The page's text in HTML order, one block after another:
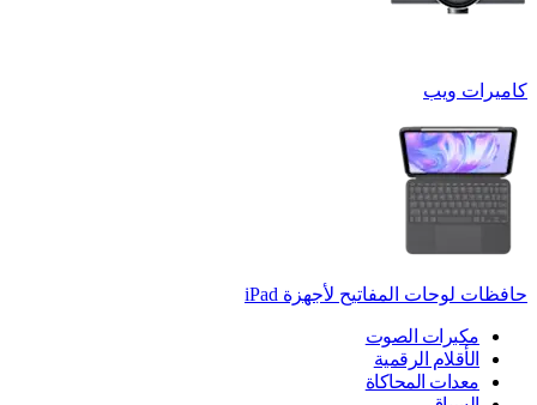
كاميرات ويب
حافظات لوحات المفاتيح لأجهزة ‏iPad
مكبرات الصوت
الأقلام الرقمية
معدات المحاكاة